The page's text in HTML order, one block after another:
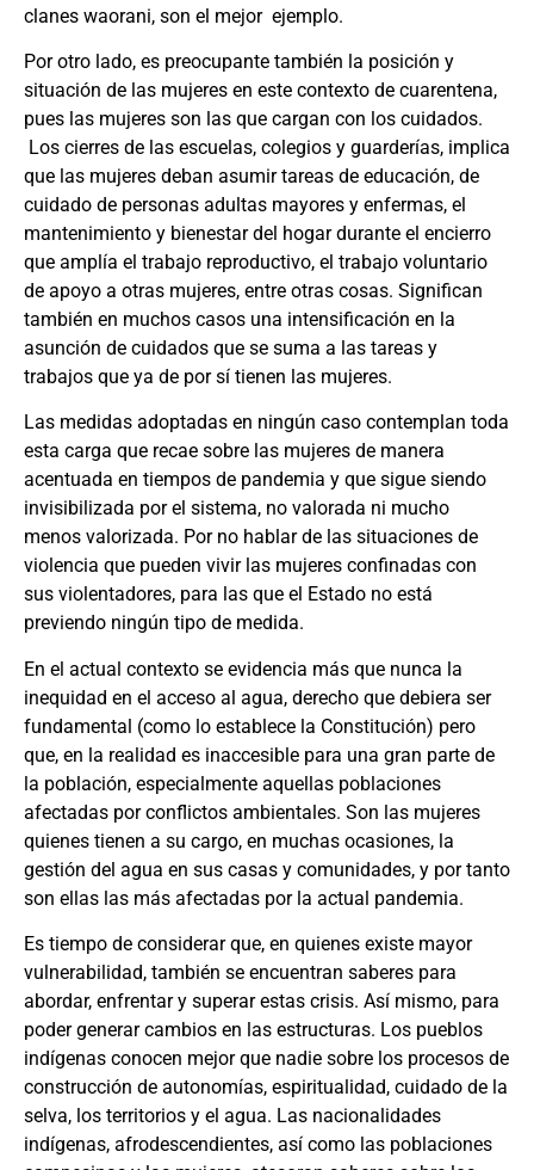
clanes waorani, son el mejor ejemplo.
Por otro lado, es preocupante también la posición y
situación de las mujeres en este contexto de cuarentena,
pues las mujeres son las que cargan con los cuidados.
Los cierres de las escuelas, colegios y guarderías, implica
que las mujeres deban asumir tareas de educación, de
cuidado de personas adultas mayores y enfermas, el
mantenimiento y bienestar del hogar durante el encierro
que amplía el trabajo reproductivo, el trabajo voluntario
de apoyo a otras mujeres, entre otras cosas. Significan
también en muchos casos una intensificación en la
asunción de cuidados que se suma a las tareas y
trabajos que ya de por sí tienen las mujeres.
Las medidas adoptadas en ningún caso contemplan toda
esta carga que recae sobre las mujeres de manera
acentuada en tiempos de pandemia y que sigue siendo
invisibilizada por el sistema, no valorada ni mucho
menos valorizada. Por no hablar de las situaciones de
violencia que pueden vivir las mujeres confinadas con
sus violentadores, para las que el Estado no está
previendo ningún tipo de medida.
En el actual contexto se evidencia más que nunca la
inequidad en el acceso al agua, derecho que debiera ser
fundamental (como lo establece la Constitución) pero
que, en la realidad es inaccesible para una gran parte de
la población, especialmente aquellas poblaciones
afectadas por conflictos ambientales. Son las mujeres
quienes tienen a su cargo, en muchas ocasiones, la
gestión del agua en sus casas y comunidades, y por tanto
son ellas las más afectadas por la actual pandemia.
Es tiempo de considerar que, en quienes existe mayor
vulnerabilidad, también se encuentran saberes para
abordar, enfrentar y superar estas crisis. Así mismo, para
poder generar cambios en las estructuras. Los pueblos
indígenas conocen mejor que nadie sobre los procesos de
construcción de autonomías, espiritualidad, cuidado de la
selva, los territorios y el agua. Las nacionalidades
indígenas, afrodescendientes, así como las poblaciones